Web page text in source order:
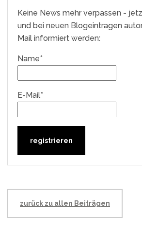
Keine News mehr verpassen -
und bei neuen Blogeintragen
Mail informiert werden:
Name*
E-Mail*
zurück zu allen Beiträgen